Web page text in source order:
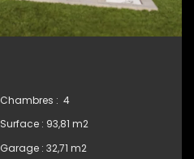
Chambres : 4
Surface : 93,81 m2
Garage : 32,71 m2